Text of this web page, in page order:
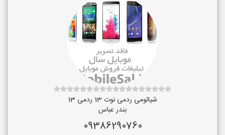
شیائومی ردمی نوت 13 ردمی 13
بندر عباس
09386290760